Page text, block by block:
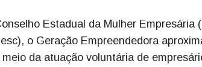
Estadual da Mulher Empresária
o Geração Empreendedora
da atuação voluntária de